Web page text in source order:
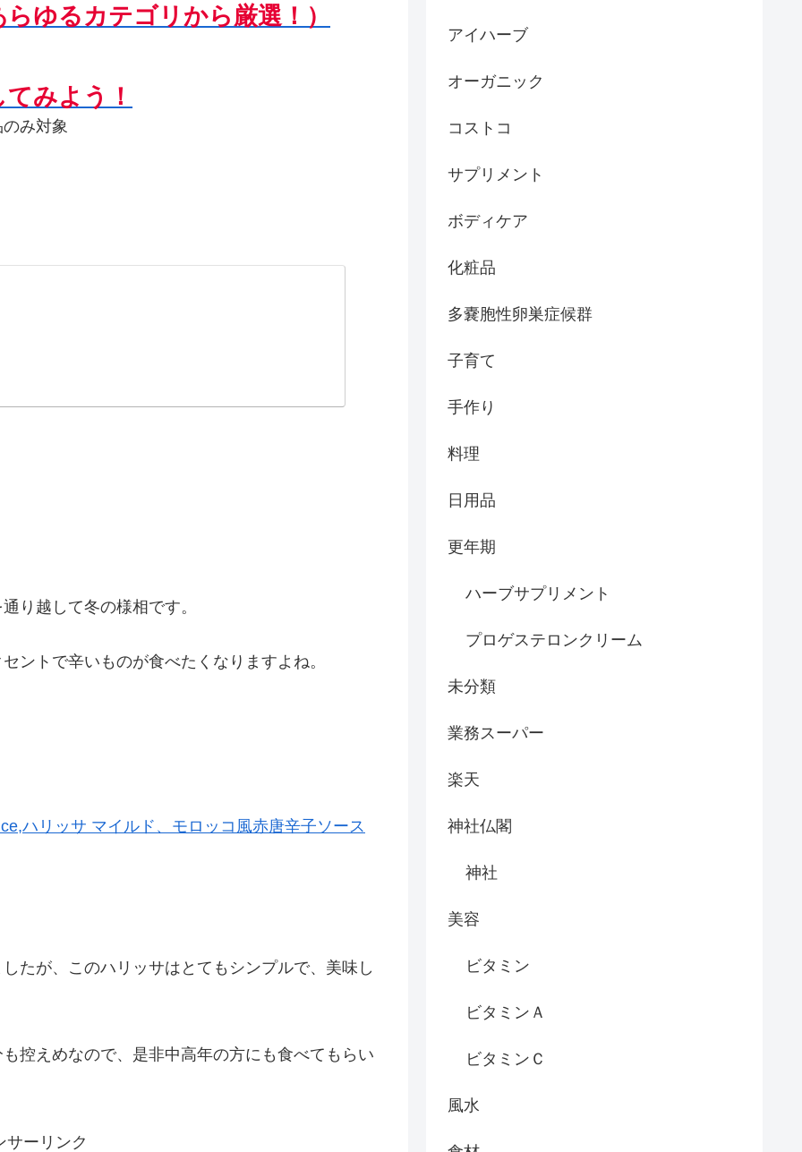
ゆるカテゴリから厳選！）
みよう！
み対象
り越して冬の様相です。
ントで辛いものが食べたくなりますよね。
ハリッサ マイルド、モロッコ風赤唐辛子ソース
たが、このハリッサはとてもシンプルで、美味し
控えめなので、是非中高年の方にも食べてもらい
サーリンク
アイハーブ
オーガニック
コストコ
サプリメント
ボディケア
化粧品
多嚢胞性卵巣症候群
子育て
手作り
料理
日用品
更年期
ハーブサプリメント
プロゲステロンクリーム
未分類
業務スーパー
楽天
神社仏閣
神社
美容
ビタミン
ビタミンＡ
ビタミンＣ
風水